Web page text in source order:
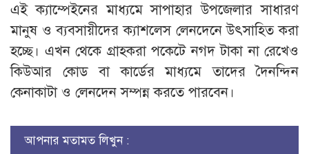
এই ক্যাম্পেইনের মাধ্যমে সাপাহার উপজেলার সাধারণ
মানুষ ও ব্যবসায়ীদের ক্যাশলেস লেনদেনে উৎসাহিত করা
হচ্ছে। এখন থেকে গ্রাহকরা পকেটে নগদ টাকা না রেখেও
কিউআর কোড বা কার্ডের মাধ্যমে তাদের দৈনন্দিন
কেনাকাটা ও লেনদেন সম্পন্ন করতে পারবেন।
আপনার মতামত লিখুন :